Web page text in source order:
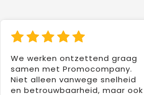
We werken ontzettend graag
samen met Promocompany.
Niet alleen vanwege snelheid
en betrouwbaarheid, maar ook